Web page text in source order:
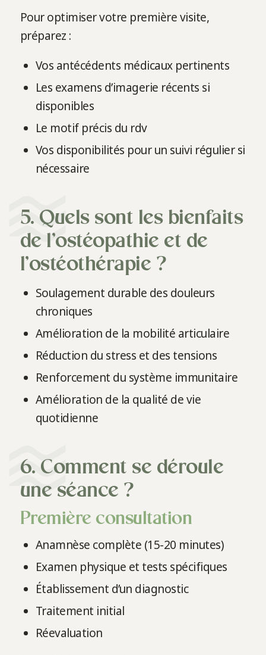
Pour optimiser votre première visite,
préparez :
Vos antécédents médicaux pertinents
Les examens d’imagerie récents si
disponibles
Le motif précis du rdv
Vos disponibilités pour un suivi régulier si
nécessaire
5. Quels sont les bienfaits
de l’ostéopathie et de
l’ostéothérapie ?
Soulagement durable des douleurs
chroniques
Amélioration de la mobilité articulaire
Réduction du stress et des tensions
Renforcement du système immunitaire
Amélioration de la qualité de vie
quotidienne
6. Comment se déroule
une séance ?
Première consultation
Anamnèse complète (15-20 minutes)
Examen physique et tests spécifiques
Établissement d’un diagnostic
Traitement initial
Réevaluation